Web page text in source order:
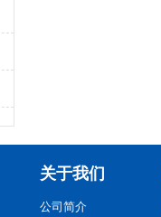
关于我们
公司简介